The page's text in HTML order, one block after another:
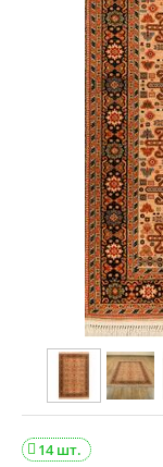
14 шт.
